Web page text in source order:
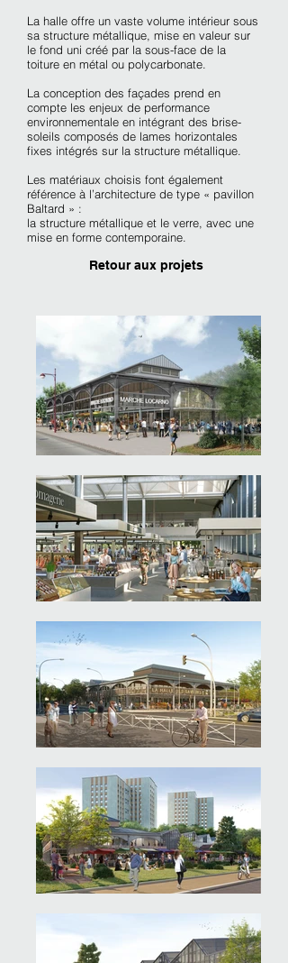
La halle offre un vaste volume intérieur sous
sa structure métallique, mise en valeur sur
le fond uni créé par la sous-face de la
toiture en métal ou polycarbonate.
La conception des façades prend en
compte les enjeux de performance
environnementale en intégrant des brise-
soleils composés de lames horizontales
fixes intégrés sur la structure métallique.
Les matériaux choisis font également
référence à l’architecture de type « pavillon
Baltard » :
la structure métallique et le verre, avec une
mise en forme contemporaine.
Retour aux projets